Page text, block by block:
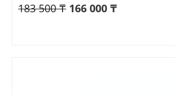
183 500 ₸ 166 000 ₸